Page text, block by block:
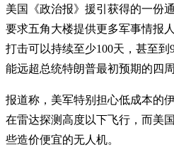
美国《政治报》援引获得的一份
要求五角大楼提供更多军事情报
打击可以持续至少100天，甚至
能远超总统特朗普最初预期的四周
报道称，美军特别担心低成本的
在雷达探测高度以下飞行，而美
些造价便宜的无人机。